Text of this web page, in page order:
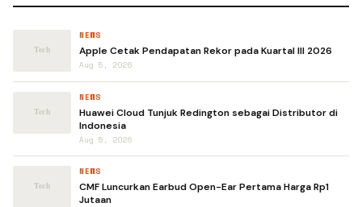
NEWS
Apple Cetak Pendapatan Rekor pada Kuartal III 2026
Aug 5, 2026
NEWS
Huawei Cloud Tunjuk Redington sebagai Distributor di
Indonesia
Aug 5, 2026
NEWS
CMF Luncurkan Earbud Open-Ear Pertama Harga Rp1
Jutaan